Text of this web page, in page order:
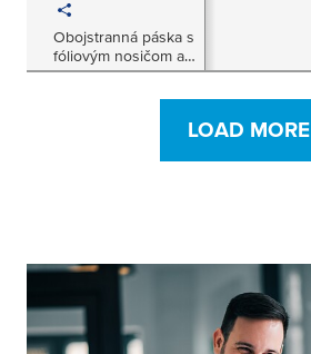
Obojstranná páska s
fóliovým nosičom a
vysokou lepivosťou
LOAD MORE